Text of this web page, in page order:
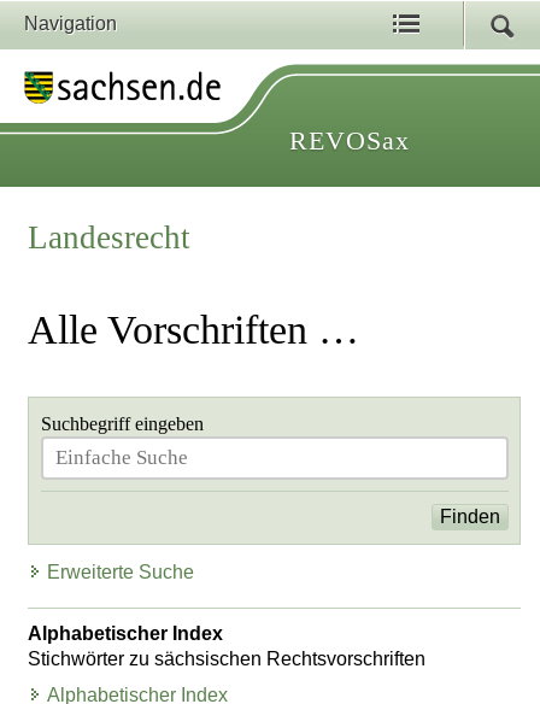
Navigation
REVOSax
Landesrecht
Alle Vorschriften …
Suchbegriff eingeben
Erweiterte Suche
Alphabetischer Index
Stichwörter zu sächsischen Rechtsvorschriften
Alphabetischer Index